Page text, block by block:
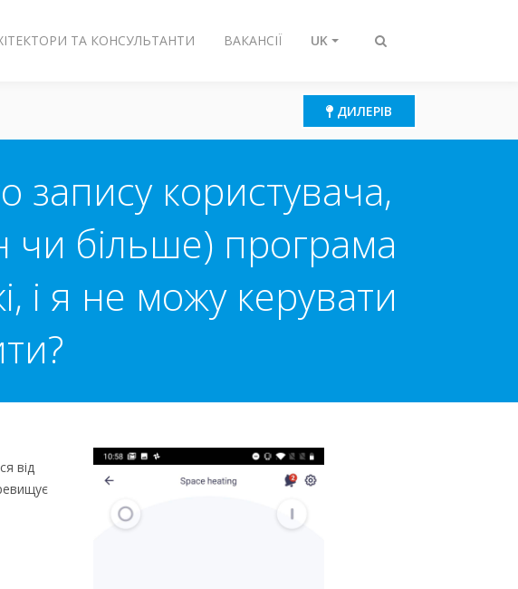
Перемикнути
ТА КОНСУЛЬТАНТИ ВАКАНСІЇ UK
ДИЛЕРІВ
запису користувача,
чи більше) програма
і я не можу керувати
від